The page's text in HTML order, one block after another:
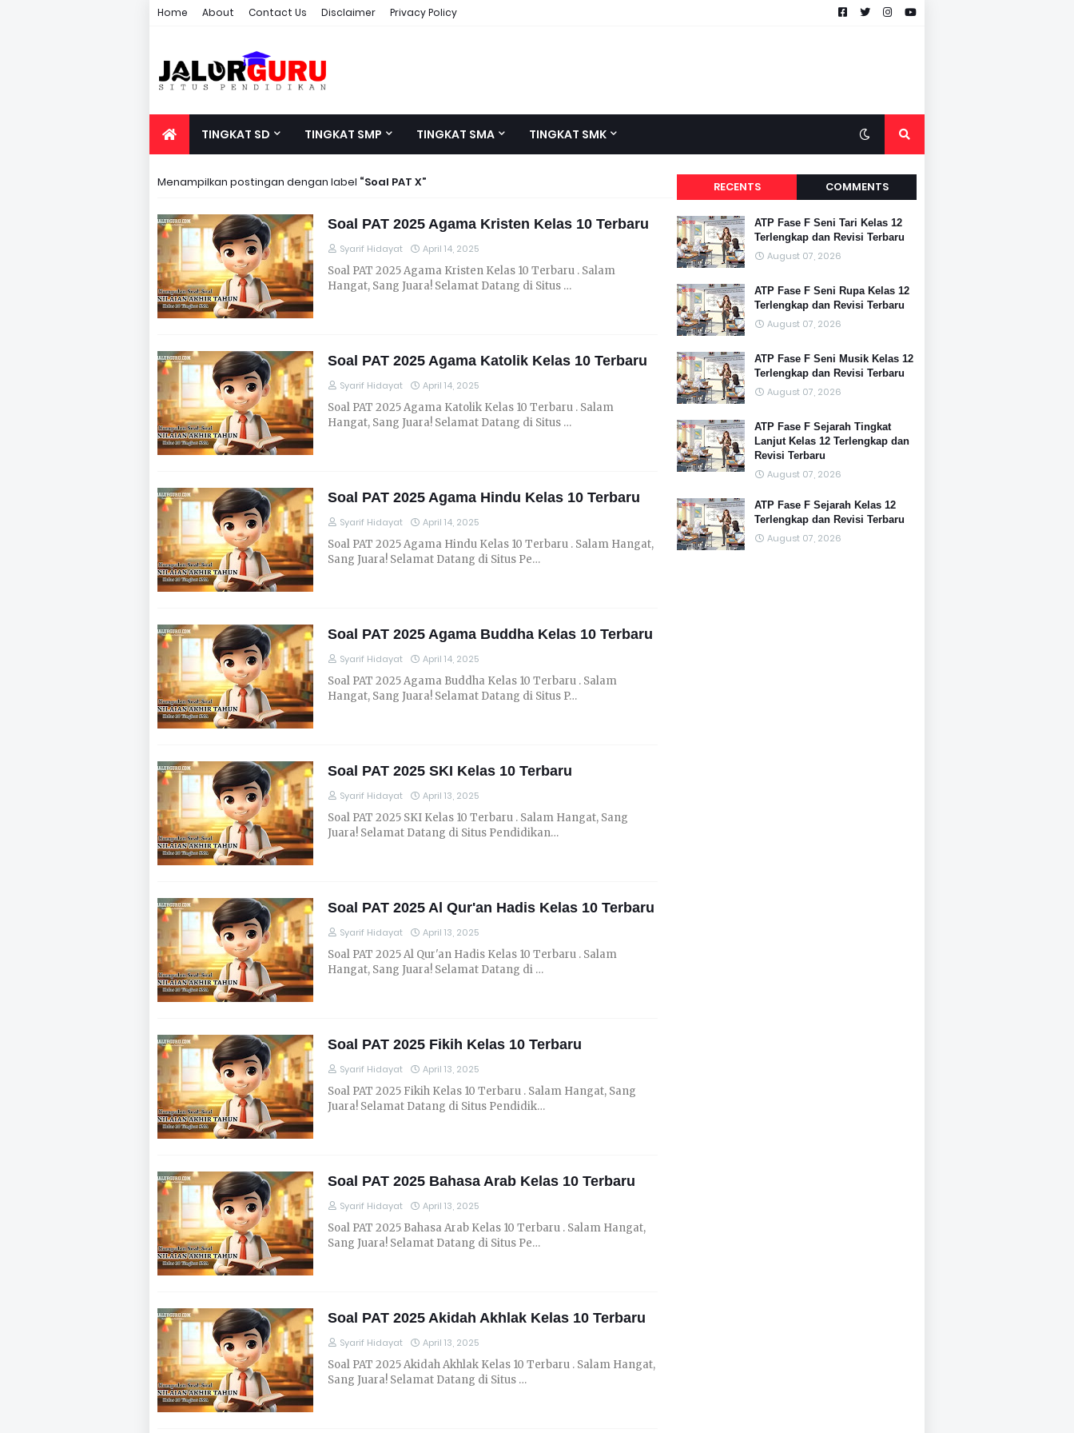
Home About Contact Us Disclaimer Privacy Policy
TINGKAT SD TINGKAT SMP TINGKAT SMA TINGKAT SMK
Menampilkan postingan dengan label Soal PAT X
Soal PAT 2025 Agama Kristen Kelas 10 Terbaru
Syarif Hidayat April 14, 2025
Soal PAT 2025 Agama Kristen Kelas 10 Terbaru . Salam
Hangat, Sang Juara! Selamat Datang di Situs …
Soal PAT 2025 Agama Katolik Kelas 10 Terbaru
Syarif Hidayat April 14, 2025
Soal PAT 2025 Agama Katolik Kelas 10 Terbaru . Salam
Hangat, Sang Juara! Selamat Datang di Situs …
Soal PAT 2025 Agama Hindu Kelas 10 Terbaru
Syarif Hidayat April 14, 2025
Soal PAT 2025 Agama Hindu Kelas 10 Terbaru . Salam Hangat,
Sang Juara! Selamat Datang di Situs Pe…
Soal PAT 2025 Agama Buddha Kelas 10 Terbaru
Syarif Hidayat April 14, 2025
Soal PAT 2025 Agama Buddha Kelas 10 Terbaru . Salam
Hangat, Sang Juara! Selamat Datang di Situs P…
Soal PAT 2025 SKI Kelas 10 Terbaru
Syarif Hidayat April 13, 2025
Soal PAT 2025 SKI Kelas 10 Terbaru . Salam Hangat, Sang
Juara! Selamat Datang di Situs Pendidikan…
Soal PAT 2025 Al Qur'an Hadis Kelas 10 Terbaru
Syarif Hidayat April 13, 2025
Soal PAT 2025 Al Qur'an Hadis Kelas 10 Terbaru . Salam
Hangat, Sang Juara! Selamat Datang di …
Soal PAT 2025 Fikih Kelas 10 Terbaru
Syarif Hidayat April 13, 2025
Soal PAT 2025 Fikih Kelas 10 Terbaru . Salam Hangat, Sang
Juara! Selamat Datang di Situs Pendidik…
Soal PAT 2025 Bahasa Arab Kelas 10 Terbaru
Syarif Hidayat April 13, 2025
Soal PAT 2025 Bahasa Arab Kelas 10 Terbaru . Salam Hangat,
Sang Juara! Selamat Datang di Situs Pe…
Soal PAT 2025 Akidah Akhlak Kelas 10 Terbaru
Syarif Hidayat April 13, 2025
Soal PAT 2025 Akidah Akhlak Kelas 10 Terbaru . Salam Hangat,
Sang Juara! Selamat Datang di Situs …
RECENTS COMMENTS
ATP Fase F Seni Tari Kelas 12
Terlengkap dan Revisi Terbaru
August 07, 2026
ATP Fase F Seni Rupa Kelas 12
Terlengkap dan Revisi Terbaru
August 07, 2026
ATP Fase F Seni Musik Kelas 12
Terlengkap dan Revisi Terbaru
August 07, 2026
ATP Fase F Sejarah Tingkat
Lanjut Kelas 12 Terlengkap dan
Revisi Terbaru
August 07, 2026
ATP Fase F Sejarah Kelas 12
Terlengkap dan Revisi Terbaru
August 07, 2026